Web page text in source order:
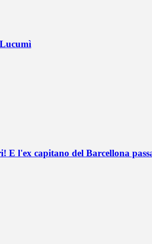
E l'ex capitano del Barcellona